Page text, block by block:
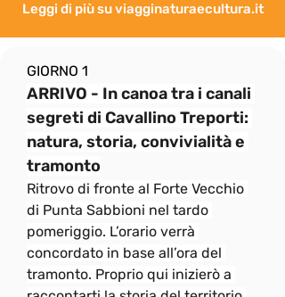
Leggi di più su viagginaturaecultura.it
GIORNO 1
ARRIVO - In canoa tra i canali
segreti di Cavallino Treporti:
natura, storia, convivialità e
tramonto
Ritrovo di fronte al Forte Vecchio
di Punta Sabbioni nel tardo
pomeriggio. L’orario verrà
concordato in base all’ora del
tramonto. Proprio qui inizierò a